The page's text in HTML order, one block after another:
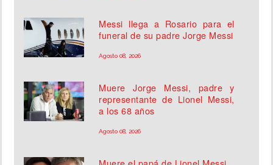
Messi llega a Rosario para el
funeral de su padre Jorge Messi
Agosto 08, 2026
Muere Jorge Messi, padre y
representante de Lionel Messi,
a los 68 años
Agosto 08, 2026